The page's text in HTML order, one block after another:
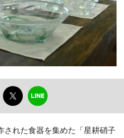
れた食器を集めた「星耕硝子